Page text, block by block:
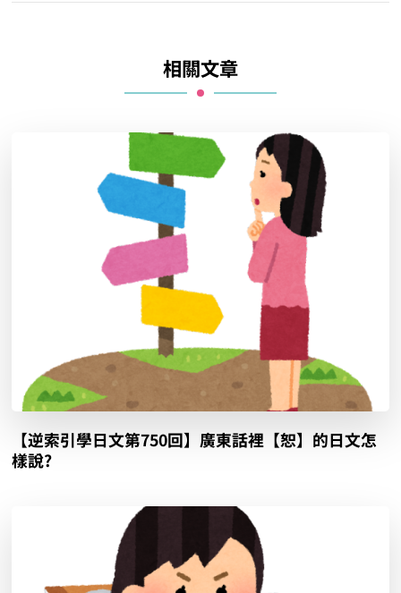
相關文章
【逆索引學日文第750回】廣東話裡【恕】的日文怎
樣說?